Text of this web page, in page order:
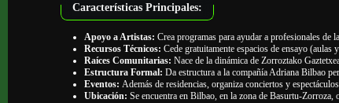
Características Principales:
Apoyo a Artistas: Crea programas para ayudar a profesionales de
Recursos Técnicos: Cede gratuitamente espacios de ensayo
Raíces Comunitarias: Nace de la dinámica de Zorroztako
Estructura Formal: Da estructura a la compañía Adriana Bilbao
Eventos: Además de residencias, organiza conciertos y
Ubicación: Se encuentra en Bilbao, en la zona de Basurtu-